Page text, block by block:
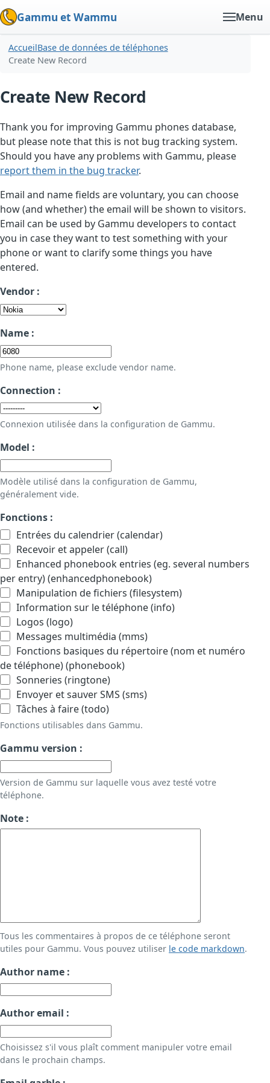
Gammu et Wammu Menu
AccueilBase de données de téléphones
Create New Record
Create New Record
Thank you for improving Gammu phones database,
but please note that this is not bug tracking system.
Should you have any problems with Gammu, please
report them in the bug tracker.
Email and name fields are voluntary, you can choose
how (and whether) the email will be shown to visitors.
Email can be used by Gammu developers to contact
you in case they want to test something with your
phone or want to clarify some things you have
entered.
Vendor :
Name :
Phone name, please exclude vendor name.
Connection :
Connexion utilisée dans la configuration de Gammu.
Model :
Modèle utilisé dans la configuration de Gammu,
généralement vide.
Fonctions :
Entrées du calendrier (calendar)
Recevoir et appeler (call)
Enhanced phonebook entries (eg. several numbers
per entry) (enhancedphonebook)
Manipulation de fichiers (filesystem)
Information sur le téléphone (info)
Logos (logo)
Messages multimédia (mms)
Fonctions basiques du répertoire (nom et numéro
de téléphone) (phonebook)
Sonneries (ringtone)
Envoyer et sauver SMS (sms)
Tâches à faire (todo)
Fonctions utilisables dans Gammu.
Gammu version :
Version de Gammu sur laquelle vous avez testé votre
téléphone.
Note :
Tous les commentaires à propos de ce téléphone seront
utiles pour Gammu. Vous pouvez utiliser le code markdown.
Author name :
Author email :
Choisissez s'il vous plaît comment manipuler votre email
dans le prochain champs.